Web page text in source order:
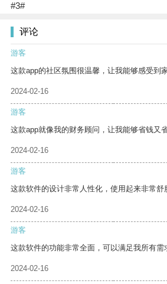
#3#
评论
游客
这款app的社区氛围很温馨，让我能够感受到
2024-02-16
游客
这款app就像我的财务顾问，让我能够省钱又省
2024-02-16
游客
这款软件的设计非常人性化，使用起来非常舒
2024-02-16
游客
这款软件的功能非常全面，可以满足我所有需
2024-02-16